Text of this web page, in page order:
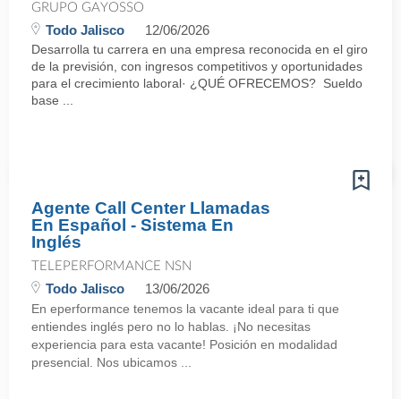
GRUPO GAYOSSO
Todo Jalisco 12/06/2026
Desarrolla tu carrera en una empresa reconocida en el giro
de la previsión, con ingresos competitivos y oportunidades
para el crecimiento laboral· ¿QUÉ OFRECEMOS? Sueldo
base ...
Agente Call Center Llamadas
En Español - Sistema En
Inglés
TELEPERFORMANCE NSN
Todo Jalisco 13/06/2026
En eperformance tenemos la vacante ideal para ti que
entiendes inglés pero no lo hablas. ¡No necesitas
experiencia para esta vacante! Posición en modalidad
presencial. Nos ubicamos ...